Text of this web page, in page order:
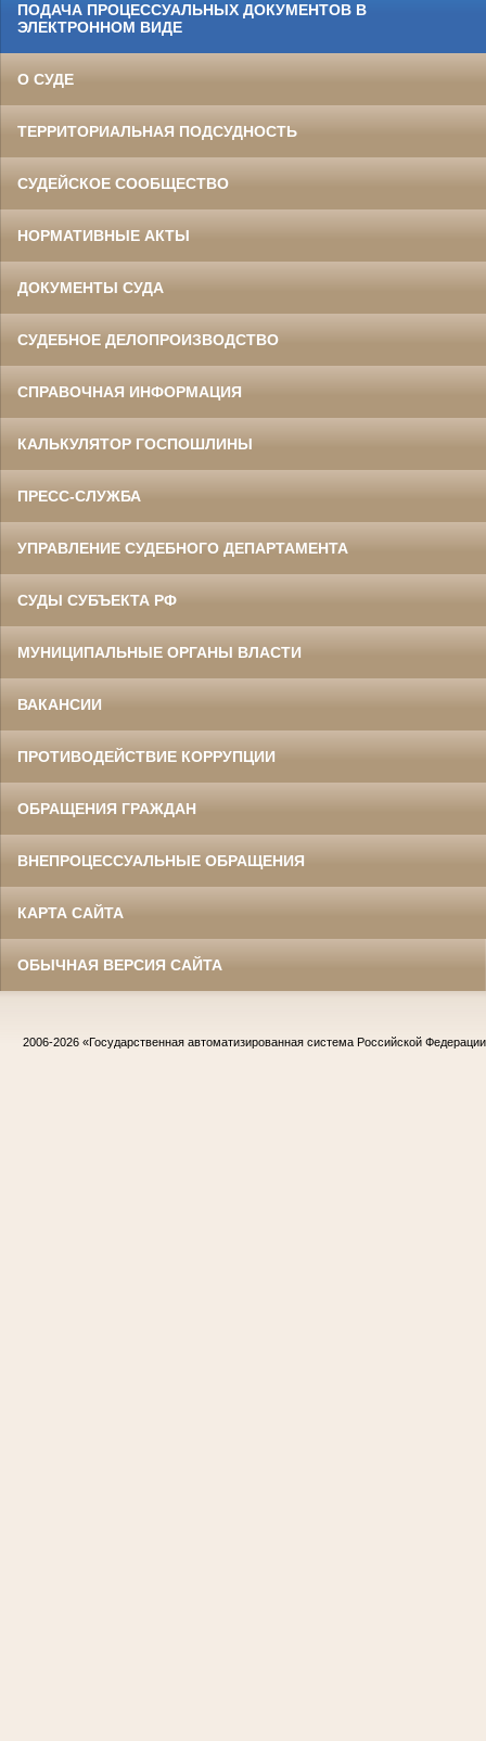
ПОДАЧА ПРОЦЕССУАЛЬНЫХ ДОКУМЕНТОВ В
ЭЛЕКТРОННОМ ВИДЕ
О СУДЕ
ТЕРРИТОРИАЛЬНАЯ ПОДСУДНОСТЬ
СУДЕЙСКОЕ СООБЩЕСТВО
НОРМАТИВНЫЕ АКТЫ
ДОКУМЕНТЫ СУДА
СУДЕБНОЕ ДЕЛОПРОИЗВОДСТВО
СПРАВОЧНАЯ ИНФОРМАЦИЯ
КАЛЬКУЛЯТОР ГОСПОШЛИНЫ
ПРЕСС-СЛУЖБА
УПРАВЛЕНИЕ СУДЕБНОГО ДЕПАРТАМЕНТА
СУДЫ СУБЪЕКТА РФ
МУНИЦИПАЛЬНЫЕ ОРГАНЫ ВЛАСТИ
ВАКАНСИИ
ПРОТИВОДЕЙСТВИЕ КОРРУПЦИИ
ОБРАЩЕНИЯ ГРАЖДАН
ВНЕПРОЦЕССУАЛЬНЫЕ ОБРАЩЕНИЯ
КАРТА САЙТА
ОБЫЧНАЯ ВЕРСИЯ САЙТА
2006-2026 «Государственная автоматизированная система Российской